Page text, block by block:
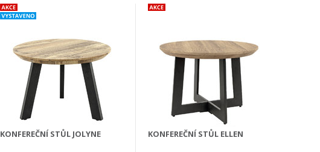
KONFEREČNÍ STŮL JOLYNE KONFEREČNÍ STŮL ELLEN